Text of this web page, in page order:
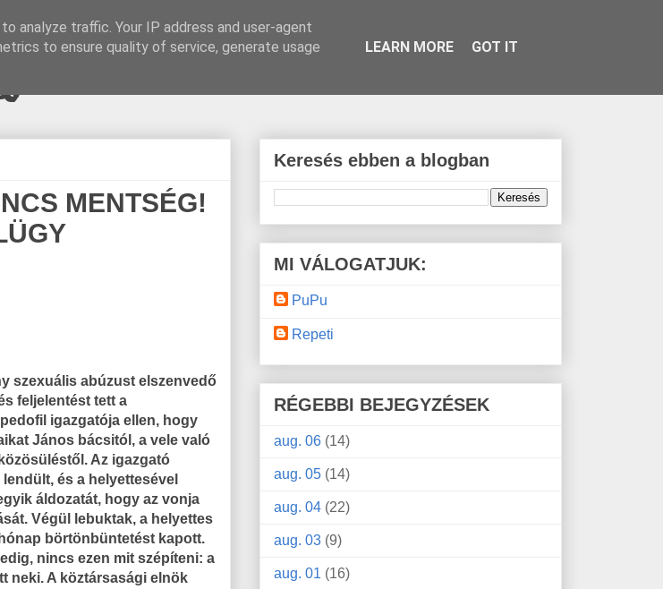
MENTSÉG!
szexuális abúzust elszenvedő
feljelentést tett a
igazgatója ellen, hogy
János bácsitól, a vele való
Az igazgató
és a helyettesével
áldozatát, hogy az vonja
Végül lebuktak, a helyettes
börtönbüntetést kapott.
nincs ezen mit szépíteni: a
neki. A köztársasági elnök
Keresés ebben a blogban
MI VÁLOGATJUK:
PuPu
Repeti
RÉGEBBI BEJEGYZÉSEK
aug. 06 (14)
aug. 05 (14)
aug. 04 (22)
aug. 03 (9)
aug. 01 (16)
analyze traffic. Your IP address and user-agent
to ensure quality of service, generate usage
LEARN MORE GOT IT